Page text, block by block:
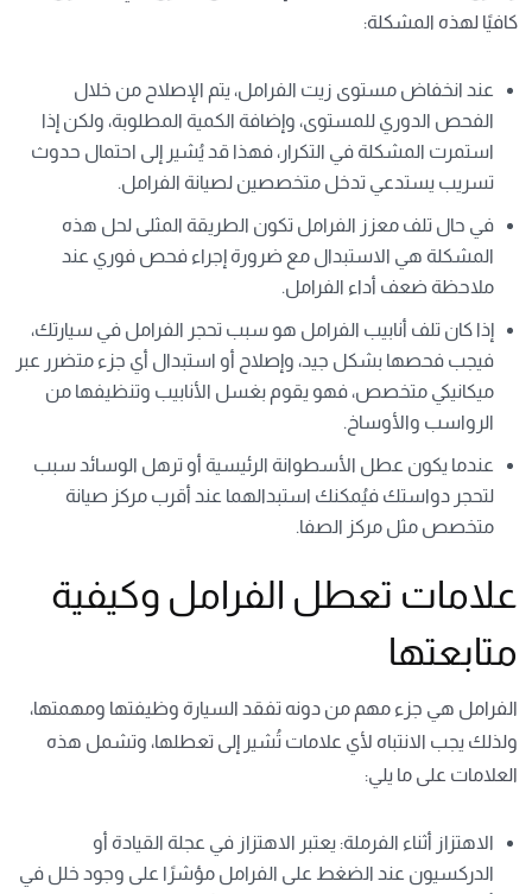
كافيًا لهذه المشكلة:
عند انخفاض مستوى زيت الفرامل، يتم الإصلاح من خلال
الفحص الدوري للمستوى، وإضافة الكمية المطلوبة، ولكن إذا
استمرت المشكلة في التكرار، فهذا قد يُشير إلى احتمال حدوث
تسريب يستدعي تدخل متخصصين لصيانة الفرامل.
في حال تلف معزز الفرامل تكون الطريقة المثلى لحل هذه
المشكلة هي الاستبدال مع ضرورة إجراء فحص فوري عند
ملاحظة ضعف أداء الفرامل.
إذا كان تلف أنابيب الفرامل هو سبب تحجر الفرامل في سيارتك،
فيجب فحصها بشكل جيد، وإصلاح أو استبدال أي جزء متضرر عبر
ميكانيكي متخصص، فهو يقوم بغسل الأنابيب وتنظيفها من
الرواسب والأوساخ.
عندما يكون عطل الأسطوانة الرئيسية أو ترهل الوسائد سبب
لتحجر دواستك فيُمكنك استبدالهما عند أقرب مركز صيانة
متخصص مثل مركز الصفا.
علامات تعطل الفرامل وكيفية
متابعتها
الفرامل هي جزء مهم من دونه تفقد السيارة وظيفتها ومهمتها،
ولذلك يجب الانتباه لأي علامات تُشير إلى تعطلها، وتشمل هذه
العلامات على ما يلي:
الاهتزاز أثناء الفرملة: يعتبر الاهتزاز في عجلة القيادة أو
الدركسيون عند الضغط على الفرامل مؤشرًا على وجود خلل في